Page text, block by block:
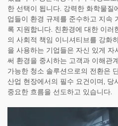
한 선택이 됩니다. 강력한 화학물질
업들이 환경 규제를 준수하고 지속
록 지원합니다. 친환경에 대한 이러
의 사회적 책임 이니셔티브를 강화
을 사용하는 기업들은 자신 있게
써 환경을 중시하는 고객과 이해관
가능한 청소 솔루션으로의 전환은
산업 현장에서의 필수 요건이며, 당
중요한 흐름을 선도하고 있습니다.